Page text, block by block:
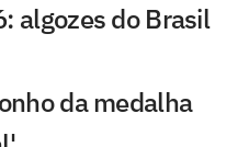
algozes do Brasil
da medalha